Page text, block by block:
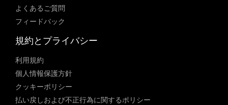
よくあるご質問
フィードバック
規約とプライバシー
利用規約
個人情報保護方針
クッキーポリシー
払い戻しおよび不正行為に関するポリシー